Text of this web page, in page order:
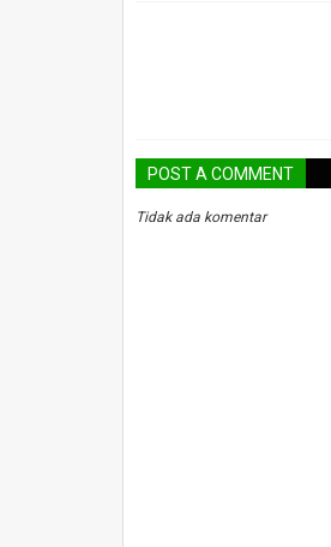
POST A COMMENT
Tidak ada komentar